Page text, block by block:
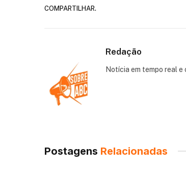
COMPARTILHAR.
Redação
Notícia em tempo real e
Postagens Relacionadas